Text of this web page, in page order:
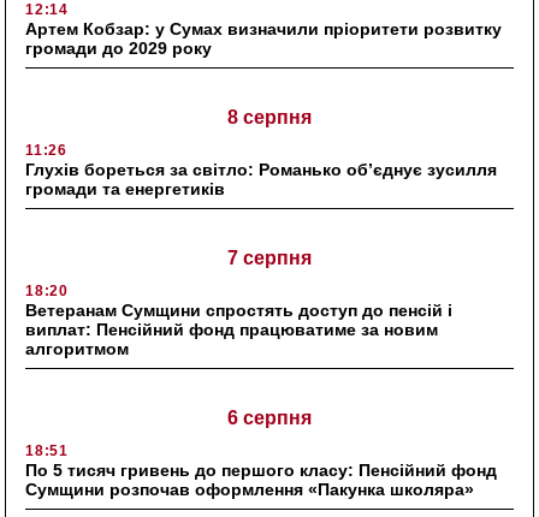
12:14
Артем Кобзар: у Сумах визначили пріоритети розвитку
громади до 2029 року
8 серпня
11:26
Глухів бореться за світло: Романько об’єднує зусилля
громади та енергетиків
7 серпня
18:20
Ветеранам Сумщини спростять доступ до пенсій і
виплат: Пенсійний фонд працюватиме за новим
алгоритмом
6 серпня
18:51
По 5 тисяч гривень до першого класу: Пенсійний фонд
Сумщини розпочав оформлення «Пакунка школяра»